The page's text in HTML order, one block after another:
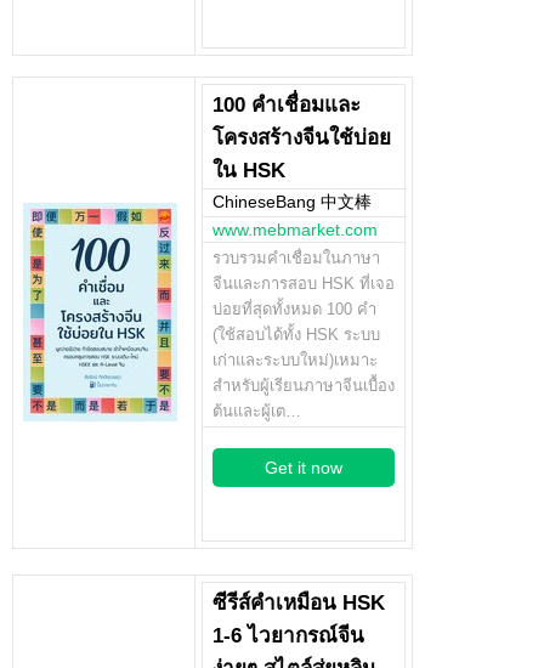
100 คำเชื่อมและ
โครงสร้างจีนใช้บ่อย
ใน HSK
ChineseBang 中文棒
www.mebmarket.com
รวบรวมคำเชื่อมในภาษา
จีนและการสอบ HSK ที่เจอ
บ่อยที่สุดทั้งหมด 100 คำ
(ใช้สอบได้ทั้ง HSK ระบบ
เก่าและระบบใหม่)เหมาะ
สำหรับผู้เรียนภาษาจีนเบื้อง
ต้นและผู้เต…
Get it now
ซีรีส์คำเหมือน HSK
1-6 ไวยากรณ์จีน